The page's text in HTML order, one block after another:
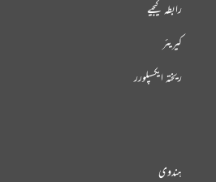
رابطہ کیجیے
کیریئر
ریختہ ایکسپلورر
ہندوی